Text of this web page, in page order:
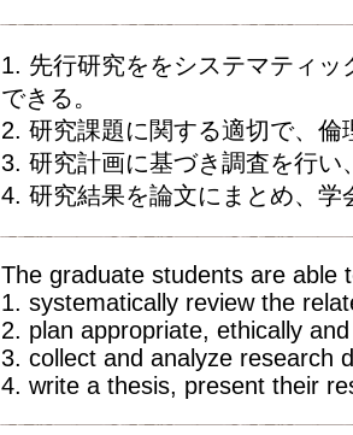
1. 先行研究ををシステマティ
できる。
2. 研究課題に関する適切で、
3. 研究計画に基づき調査を行
4. 研究結果を論文にまとめ、
The graduate students are able
1. systematically review the
2. plan appropriate, ethically
3. collect and analyze research
4. write a thesis, present their